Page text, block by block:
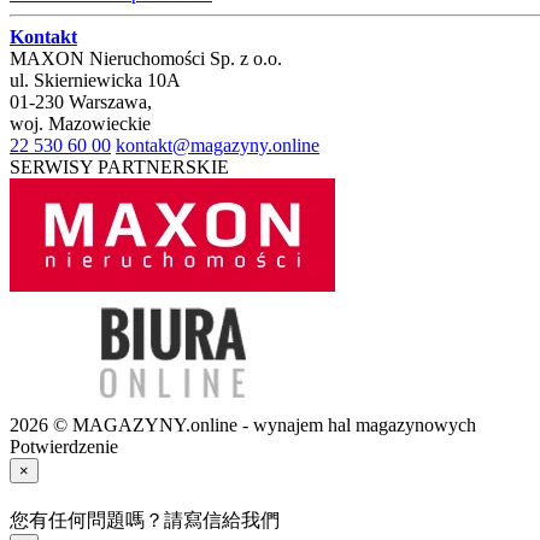
Kontakt
MAXON Nieruchomości Sp. z o.o.
ul. Skierniewicka 10A
01-230 Warszawa,
woj. Mazowieckie
22 530 60 00 kontakt@magazyny.online
SERWISY PARTNERSKIE
2026 © MAGAZYNY.online - wynajem hal magazynowych
Potwierdzenie
×
您有任何問題嗎？請寫信給我們